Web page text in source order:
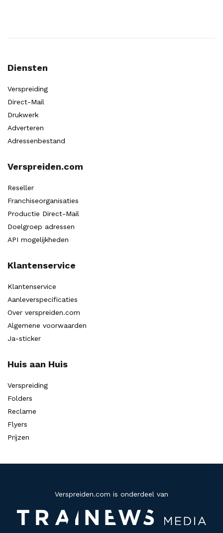
Diensten
Verspreiding
Direct-Mail
Drukwerk
Adverteren
Adressenbestand
Verspreiden.com
Reseller
Franchiseorganisaties
Productie Direct-Mail
Doelgroep adressen
API mogelijkheden
Klantenservice
Klantenservice
Aanleverspecificaties
Over verspreiden.com
Algemene voorwaarden
Ja-sticker
Huis aan Huis
Verspreiding
Folders
Reclame
Flyers
Prijzen
Verspreiden.com is onderdeel van